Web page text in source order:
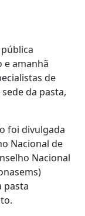
e amanhã
de
da pasta,
foi divulgada
Nacional de
Nacional
pasta